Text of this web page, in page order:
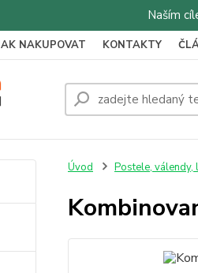
Naším
NAKUPOVAT KONTAKTY
Úvod Postele, válendy,